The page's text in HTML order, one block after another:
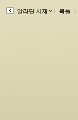
알라딘 서재 북플